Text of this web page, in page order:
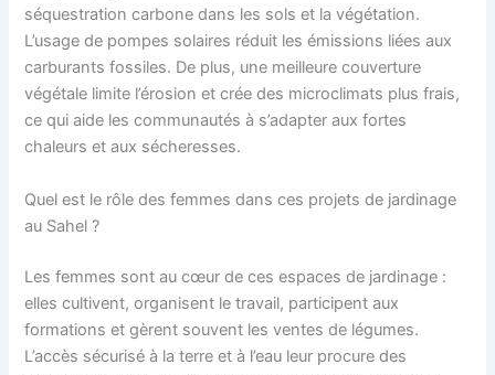
séquestration carbone dans les sols et la végétation.
L’usage de pompes solaires réduit les émissions liées aux
carburants fossiles. De plus, une meilleure couverture
végétale limite l’érosion et crée des microclimats plus frais,
ce qui aide les communautés à s’adapter aux fortes
chaleurs et aux sécheresses.
Quel est le rôle des femmes dans ces projets de jardinage
au Sahel ?
Les femmes sont au cœur de ces espaces de jardinage :
elles cultivent, organisent le travail, participent aux
formations et gèrent souvent les ventes de légumes.
L’accès sécurisé à la terre et à l’eau leur procure des